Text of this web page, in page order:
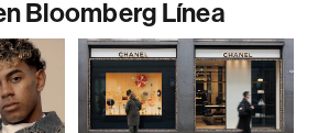
Bloomberg Línea